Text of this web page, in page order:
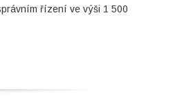
řízení ve výši 1 500